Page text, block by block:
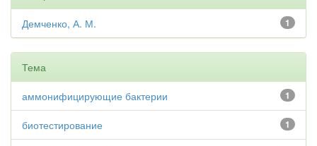
1
Демченко, А. М.
Тема
1
аммонифицирующие бактерии
1
биотестирование